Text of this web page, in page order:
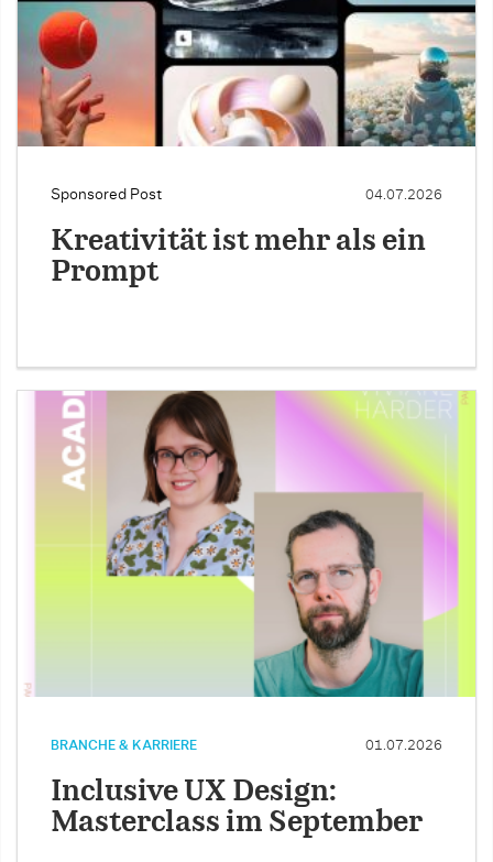
Sponsored Post 04.07.2026
Kreativität ist mehr als ein
Prompt
BRANCHE & KARRIERE 01.07.2026
Inclusive UX Design:
Masterclass im September